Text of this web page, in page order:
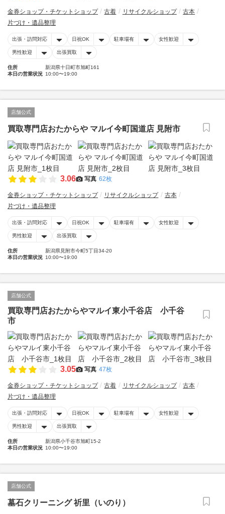
金券ショップ・チケットショップ 古着 リサイクルショップ
古本
片づけ・遺品整理
出張・訪問対応 日祝OK 駐車場有 女性歓迎
男性歓迎 出張買取
住所
新潟県十日町市旭町161
本日の営業状況 10:00〜19:00
店舗公式
買取専門店おたからや マルイ今町国道店 見附市
3.06 写真 62枚
金券ショップ・チケットショップ リサイクルショップ
古本
片づけ・遺品整理
出張・訪問対応 日祝OK 駐車場有 女性歓迎
男性歓迎 出張買取
住所
新潟県見附市今町5丁目34-20
本日の営業状況 10:00〜19:00
店舗公式
買取専門店おたからやマルイ東小千谷店 小千谷
市
3.05 写真 47枚
金券ショップ・チケットショップ 古着 リサイクルショップ
古本
片づけ・遺品整理
出張・訪問対応 日祝OK 駐車場有 女性歓迎
男性歓迎 出張買取
住所
新潟県小千谷市旭町15-2
本日の営業状況 10:00〜19:00
店舗公式
墓石クリーニング 祈里（いのり）